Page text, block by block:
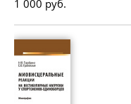
1 000 руб.